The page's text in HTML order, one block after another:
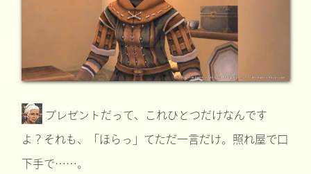
プレゼントだって、これひとつだけなんです
よ？それも、「ほらっ」てただ一言だけ。照れ屋で口
下手で……。